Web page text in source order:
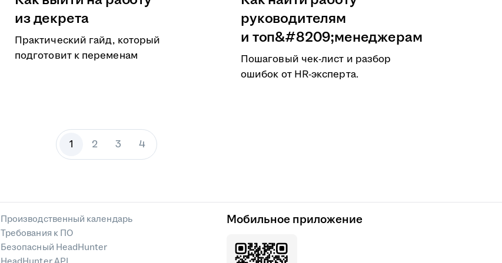
из декрета
Практический гайд, который
подготовит к переменам
руководителям
и топ&#8209;менеджерам
Пошаговый чек-лист и разбор
ошибок от HR-эксперта.
1 2 3 4
Производственный календарь
Требования к ПО
Безопасный HeadHunter
Мобильное приложение